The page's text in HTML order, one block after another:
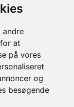
andre
at
på vores
og
besøgende